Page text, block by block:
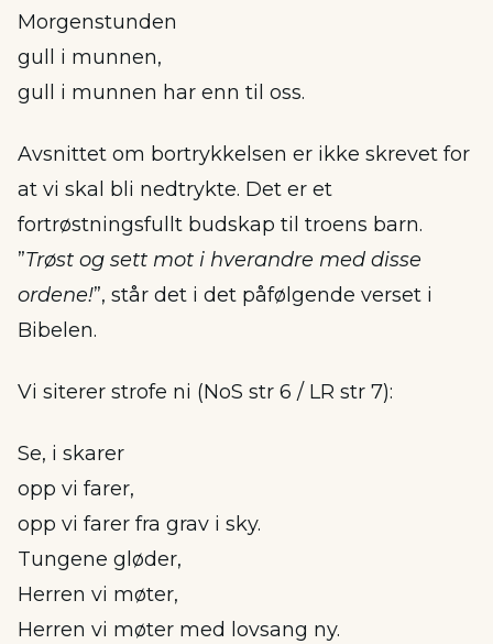
Morgenstunden
gull i munnen,
gull i munnen har enn til oss.
Avsnittet om bortrykkelsen er ikke skrevet for
at vi skal bli nedtrykte. Det er et
fortrøstningsfullt budskap til troens barn.
”Trøst og sett mot i hverandre med disse
ordene!”, står det i det påfølgende verset i
Bibelen.
Vi siterer strofe ni (NoS str 6 / LR str 7):
Se, i skarer
opp vi farer,
opp vi farer fra grav i sky.
Tungene gløder,
Herren vi møter,
Herren vi møter med lovsang ny.